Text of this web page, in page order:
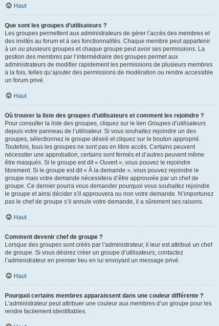
Haut
Que sont les groupes d’utilisateurs ?
Les groupes permettent aux administrateurs de gérer l’accès des membres et
des invités au forum et à ses fonctionnalités. Chaque membre peut appartenir
à un ou plusieurs groupes et chaque groupe peut avoir ses permissions. La
gestion des membres par l’intermédiaire des groupes permet aux
administrateurs de modifier rapidement les permissions de plusieurs membres
à la fois, telles qu’ajouter des permissions de modération ou rendre accessible
un forum privé.
Haut
Où trouver la liste des groupes d’utilisateurs et comment les rejoindre ?
Pour consulter la liste des groupes, cliquez sur le lien Groupes d’utilisateurs
depuis votre panneau de l’utilisateur. Si vous souhaitez rejoindre un des
groupes, sélectionnez le groupe désiré et cliquez sur le bouton approprié.
Toutefois, tous les groupes ne sont pas en libre accès. Certains peuvent
nécessiter une approbation, certains sont fermés et d’autres peuvent même
être masqués. Si le groupe est dit « Ouvert », vous pouvez le rejoindre
librement. Si le groupe est dit « À la demande », vous pouvez rejoindre le
groupe mais votre demande nécessitera d’être approuvée par un chef de
groupe. Ce dernier pourra vous demander pourquoi vous souhaitez rejoindre
le groupe et ainsi décider s’il approuvera ou non votre demande. N’importunez
pas le chef de groupe s’il annule votre demande, il a sûrement ses raisons.
Haut
Comment devenir chef de groupe ?
Lorsque des groupes sont créés par l’administrateur, il leur est attribué un chef
de groupe. Si vous désirez créer un groupe d’utilisateurs, contactez
l’administrateur en premier lieu en lui envoyant un message privé.
Haut
Pourquoi certains membres apparaissent dans une couleur différente ?
L’administrateur peut attribuer une couleur aux membres d’un groupe pour les
rendre facilement identifiables.